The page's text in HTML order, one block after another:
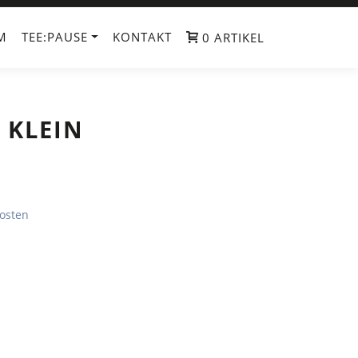
TEE:PAUSE KONTAKT 0 ARTIKEL